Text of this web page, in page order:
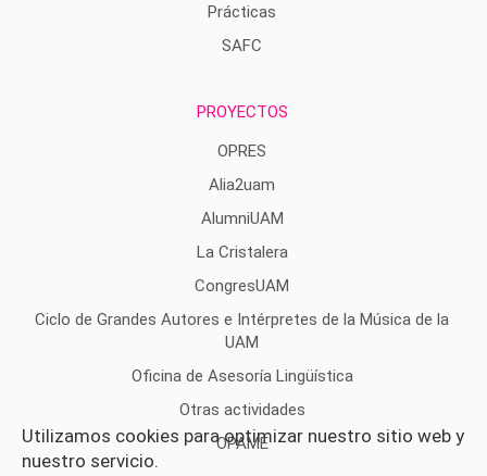
Utilizamos cookies para optimizar nuestro sitio web y
nuestro servicio.
Prácticas
SAFC
PROYECTOS
OPRES
Alia2uam
AlumniUAM
La Cristalera
CongresUAM
Ciclo de Grandes Autores e Intérpretes de la Música de la
UAM
Oficina de Asesoría Lingüística
Otras actividades
OPAME